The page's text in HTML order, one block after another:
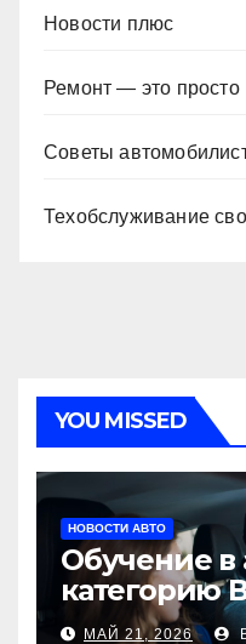
Новости плюс
Ремонт — это просто
Советы
Техобслуживание
YOU MISSED
НОВОСТИ АВТО
Обучение в
категорию
для
МАЙ 21, 2026